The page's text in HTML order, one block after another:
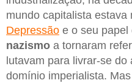
mundo capitalista estava
Depressão e o seu papel
nazismo a tornaram
lutavam para livrar-se
domínio imperialista.